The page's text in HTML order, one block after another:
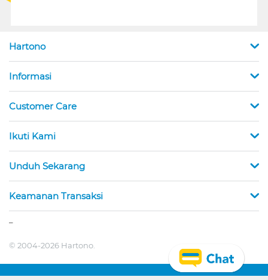
Hartono
Informasi
Customer Care
Ikuti Kami
Unduh Sekarang
Keamanan Transaksi
© 2004-2026 Hartono.